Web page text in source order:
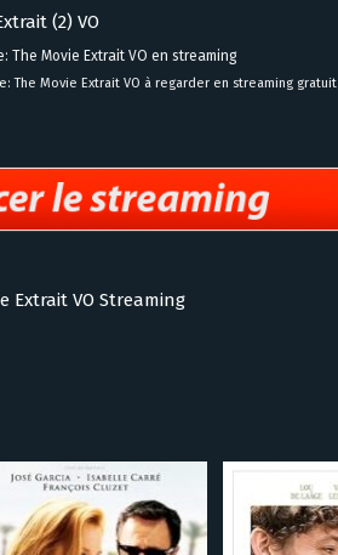
(2) VO
The Movie Extrait VO en streaming
The Movie Extrait VO à regarder en streaming gratuit
Extrait VO Streaming